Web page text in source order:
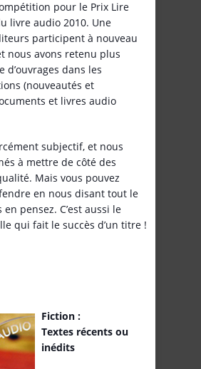
pour le Prix Lire
livre audio 2010. Une
participent à nouveau
nous avons retenu plus
d’ouvrages dans les
(nouveautés et
et livres audio
subjectif, et nous
à mettre de côté des
Mais vous pouvez
en nous disant tout le
pensez. C’est aussi le
qui fait le succès d’un titre !
Fiction :
Textes récents ou
inédits